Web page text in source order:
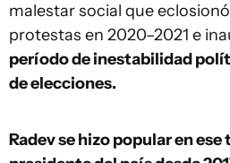
malestar social que
protestas en 2020–2021 e
período de inestabilidad
de elecciones.
Radev se hizo popular en